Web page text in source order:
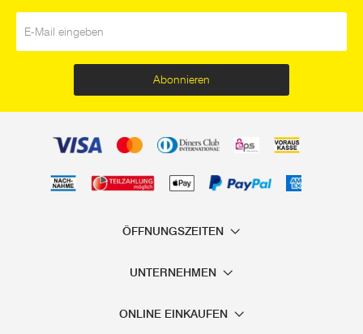
Abonnieren
ÖFFNUNGSZEITEN
UNTERNEHMEN
ONLINE EINKAUFEN